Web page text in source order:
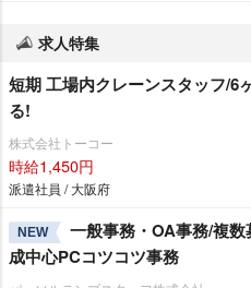
求人特集
短期 工場内クレーンスタッフ/6
る!
株式会社トーコー
時給1,450円
派遣社員 / 大阪府
NEW
一般事務・OA事務/複
成中心PCコツコツ事務